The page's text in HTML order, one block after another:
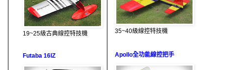
19~25級古典線控特技機
Futaba 16IZ
35~40級線控特技機
Apollo全功能線控把手